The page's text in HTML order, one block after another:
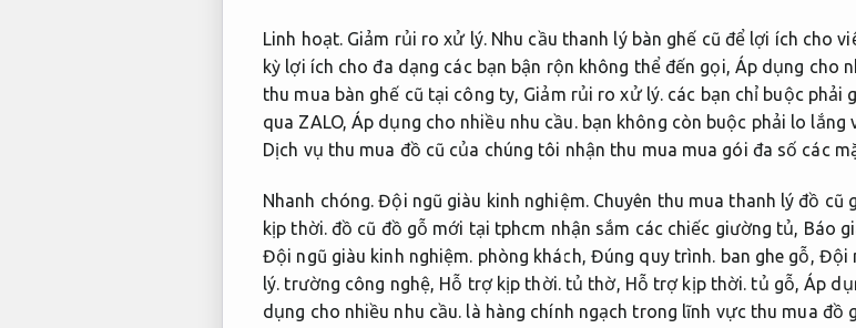
Linh hoạt. Giảm rủi ro xử lý.Nhu cầu thanh lý bàn ghế cũ để lợi ích cho
kỳ lợi ích cho đa dạng các bạn bận rộn không thể đến gọi, Áp dụng cho
thu mua bàn ghế cũ tại công ty, Giảm rủi ro xử lý. các bạn chỉ buộc phải
qua ZALO, Áp dụng cho nhiều nhu cầu.bạn không còn buộc phải lo lắng
Dịch vụ thu mua đồ cũ của chúng tôi nhận thu mua mua gói đa số các
Nhanh chóng. Đội ngũ giàu kinh nghiệm.Chuyên thu mua thanh lý đồ cũ
kịp thời.đồ cũ đồ gỗ mới tại tphcm nhận sắm các chiếc giường tủ, Báo
Đội ngũ giàu kinh nghiệm. phòng khách, Đúng quy trình. ban ghe gỗ, Đội
lý. trường công nghệ, Hỗ trợ kịp thời.tủ thờ, Hỗ trợ kịp thời. tủ gỗ,Áp
dụng cho nhiều nhu cầu. là hàng chính ngạch trong lĩnh vực thu mua đồ